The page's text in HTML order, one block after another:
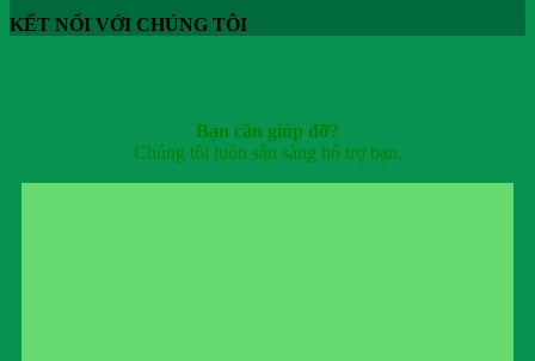
KẾT NỐI VỚI CHÚNG TÔI
Bạn cần giúp đỡ?
Chúng tôi luôn sẵn sàng hỗ trợ bạn.